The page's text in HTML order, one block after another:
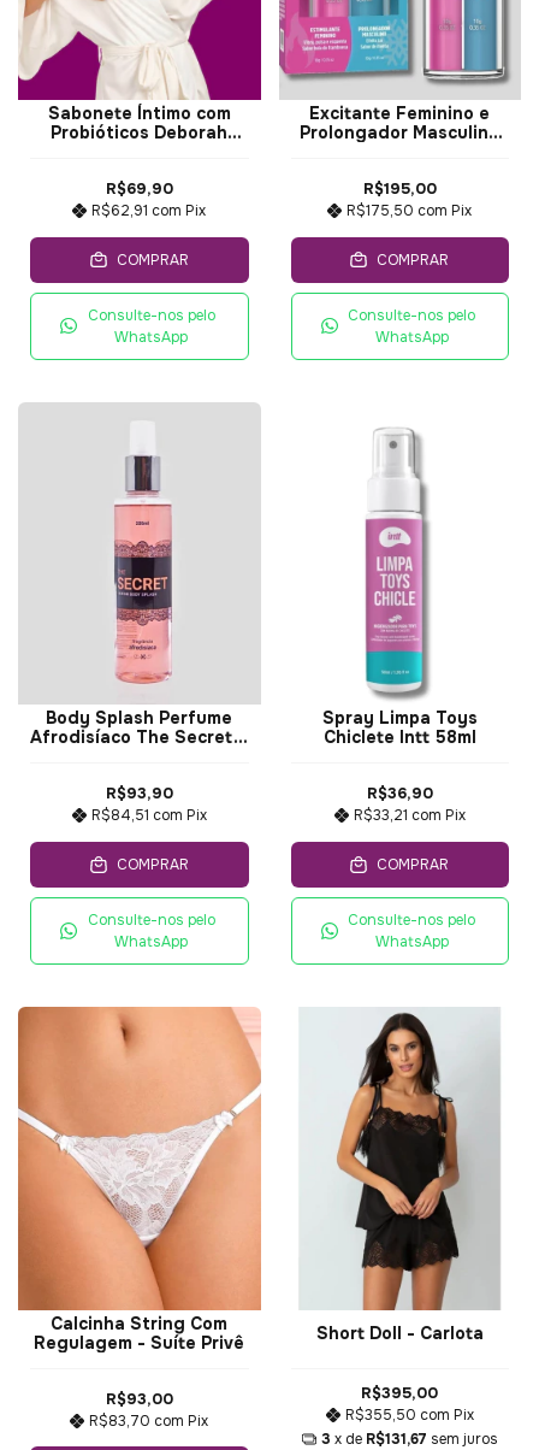
Sabonete Íntimo com
Probióticos Deborah
R$69,90
R$62,91 com Pix
COMPRAR
Consulte-nos pelo
WhatsApp
Excitante Feminino e
Prolongador Masculino
R$195,00
R$175,50 com Pix
COMPRAR
Consulte-nos pelo
WhatsApp
Body Splash Perfume
Afrodisíaco The Secret 3
R$93,90
R$84,51 com Pix
COMPRAR
Consulte-nos pelo
WhatsApp
Spray Limpa Toys
Chiclete Intt 58ml
R$36,90
R$33,21 com Pix
COMPRAR
Consulte-nos pelo
WhatsApp
Calcinha String Com
Regulagem - Suíte Privê
R$93,00
R$83,70 com Pix
Short Doll - Carlota
R$395,00
R$355,50 com Pix
3 x de R$131,67 sem juros